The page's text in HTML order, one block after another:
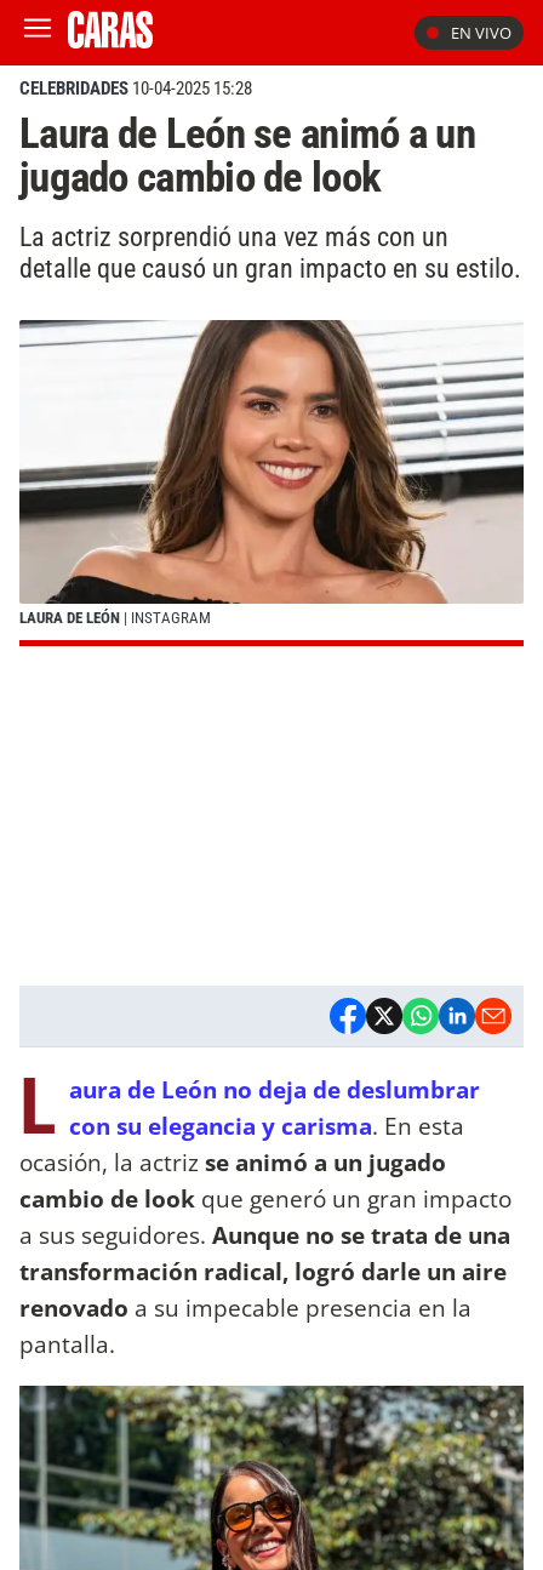
EN VIVO
CELEBRIDADES 10-04-2025 15:28
Laura de León se animó a un
jugado cambio de look
La actriz sorprendió una vez más con un
detalle que causó un gran impacto en su estilo.
LAURA DE LEÓN | INSTAGRAM
L aura de León no deja de deslumbrar
con su elegancia y carisma. En esta
ocasión, la actrizse animó a un jugado
cambio de look que generó un gran impacto
a sus seguidores. Aunque no se trata de una
transformación radical, logró darle un aire
renovado a su impecable presencia en la
pantalla.